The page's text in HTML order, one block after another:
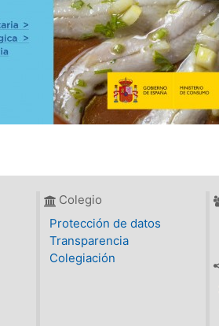
Colegio
Protección de datos
Transparencia
Colegiación